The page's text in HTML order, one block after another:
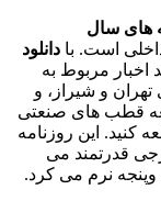
های سال
است. با دانلود
اخبار مربوط به
و شیراز، و
قطب های صنعتی
کنید. این روزنامه
قدرتمند می
نرم می کرد.